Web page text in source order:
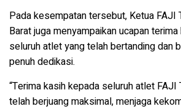
Pada kesempatan tersebut, Ketua FAJI
Barat juga menyampaikan ucapan
seluruh atlet yang telah bertanding dan
penuh dedikasi.
“Terima kasih kepada seluruh atlet FAJI
telah berjuang maksimal, menjaga